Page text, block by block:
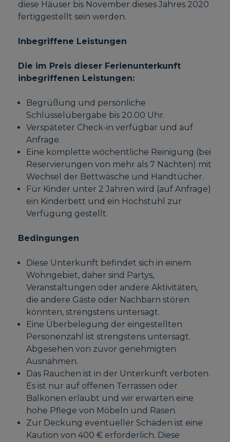
diese Häuser bis November dieses Jahres 2020
fertiggestellt sein werden.
Inbegriffene Leistungen
Die im Preis dieser Ferienunterkunft
inbegriffenen Leistungen:
Begrüßung und persönliche
Schlüsselübergabe bis 20.00 Uhr.
Verspäteter Check-in verfügbar und auf
Anfrage.
Eine komplette wöchentliche Reinigung (bei
Reservierungen von mehr als 7 Nächten) mit
Wechsel der Bettwäsche und Handtücher.
Für Kinder unter 2 Jahren wird (auf Anfrage)
ein Kinderbett und ein Hochstuhl zur
Verfügung gestellt.
Bedingungen
Diese Unterkunft befindet sich in einem
Wohngebiet, daher sind Partys,
Veranstaltungen oder andere Aktivitäten,
die andere Gäste oder Nachbarn stören
könnten, strengstens untersagt.
Eine Überbelegung der eingestellten
Personenzahl ist strengstens untersagt.
Abgesehen von zuvor genehmigten
Ausnahmen.
Das Rauchen ist in der Unterkunft verboten.
Es ist nur auf offenen Terrassen oder
Balkonen erlaubt und wir erwarten eine
hohe Pflege von Möbeln und Rasen.
Zur Deckung eventueller Schäden ist eine
Kaution von 400 € erforderlich. Diese